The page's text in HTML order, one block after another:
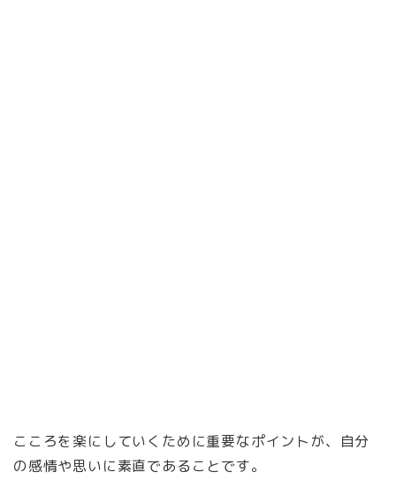
こころを楽にしていくために重要なポイントが、自分
の感情や思いに素直であることです。